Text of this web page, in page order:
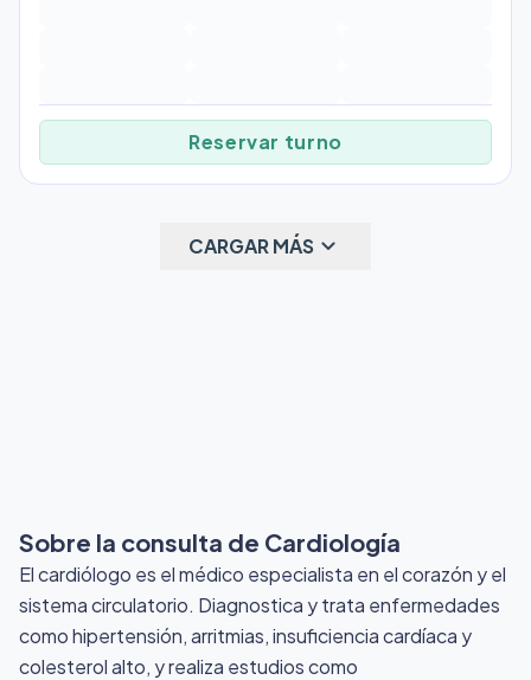
Reservar turno
CARGAR MÁS keyboard_arrow_down
Sobre la consulta de Cardiología
El cardiólogo es el médico especialista en el corazón y el
sistema circulatorio. Diagnostica y trata enfermedades
como hipertensión, arritmias, insuficiencia cardíaca y
colesterol alto, y realiza estudios como